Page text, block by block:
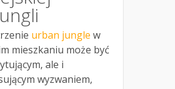
urban jungle w
mieszkaniu może być
ale i
wyzwaniem,